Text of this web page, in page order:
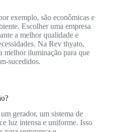
exemplo, são econômicas e
Escolher uma empresa
a melhor qualidade e
Na Rev thyato,
melhor iluminação para que
sucedidos.
gerador, um sistema de
luz intensa e uniforme. Isso